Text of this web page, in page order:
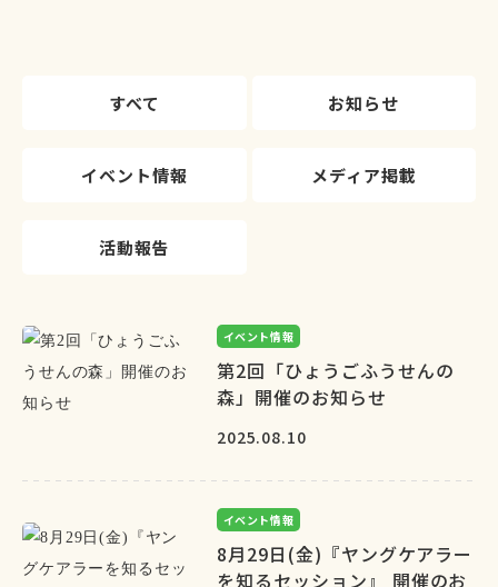
すべて お知らせ
イベント情報 メディア掲載
活動報告
イベント情報
第2回「ひょうごふうせんの
森」開催のお知らせ
2025.08.10
イベント情報
8月29日(金)『ヤングケアラー
を知るセッション』 開催のお